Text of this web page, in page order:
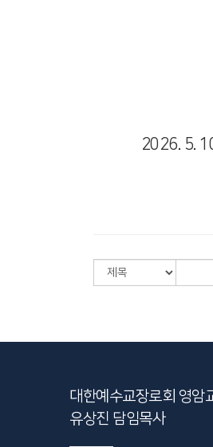
2026. 5.
대한예수교장로회 영암
유상진 담임목사